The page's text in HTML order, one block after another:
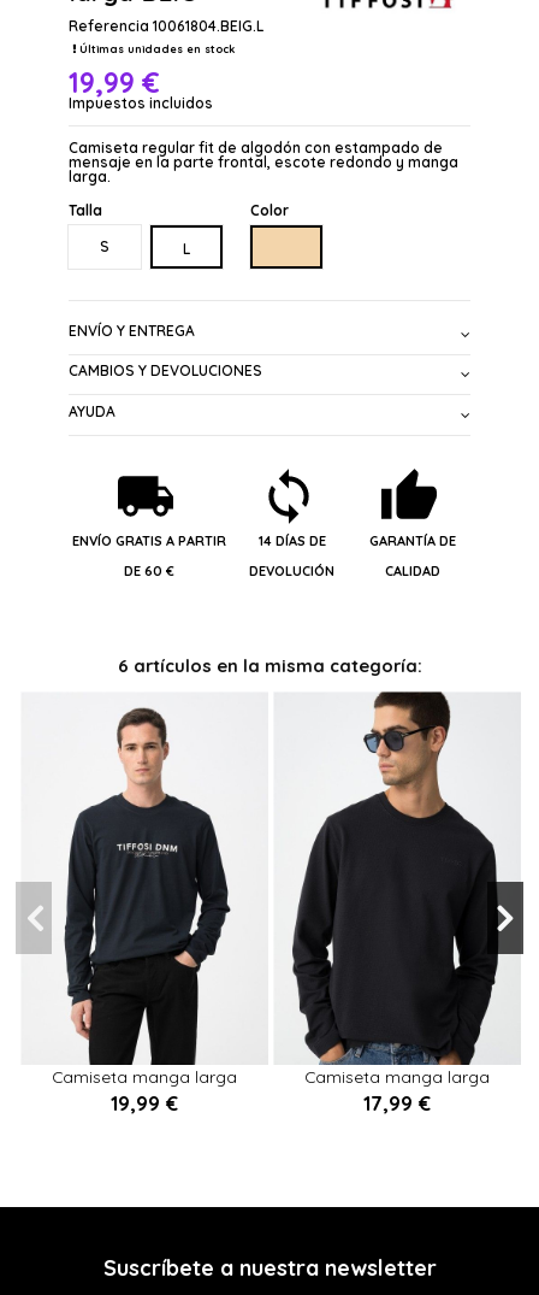
Referencia 10061804.BEIG.L
Últimas unidades en stock
19,99 €
Impuestos incluidos
Camiseta regular fit de algodón con estampado de
mensaje en la parte frontal, escote redondo y manga
larga.
Talla
S
L
Color
ENVÍO Y ENTREGA
CAMBIOS Y DEVOLUCIONES
AYUDA
ENVÍO GRATIS A PARTIR
DE 60 €
14 DÍAS DE
DEVOLUCIÓN
GARANTÍA DE
CALIDAD
6 artículos en la misma categoría:
Camiseta manga larga
MARINO
19,99 €
Añadir al carrito
Camiseta manga larga
MARINO
17,99 €
M XL XXL
Añadir al carrito
Suscríbete a nuestra newsletter